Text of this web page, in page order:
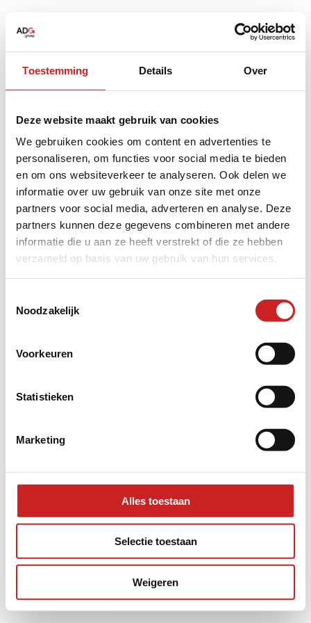
Toestemming Details Over
Deze website maakt gebruik van cookies
We gebruiken cookies om content en advertenties te
personaliseren, om functies voor social media te bieden
en om ons websiteverkeer te analyseren. Ook delen we
informatie over uw gebruik van onze site met onze
partners voor social media, adverteren en analyse. Deze
partners kunnen deze gegevens combineren met andere
informatie die u aan ze heeft verstrekt of die ze hebben
verzameld op basis van uw gebruik van hun services.
Noodzakelijk
Voorkeuren
Statistieken
Marketing
Alles toestaan
Selectie toestaan
Weigeren
loadingwww.adggroep.nl
for more